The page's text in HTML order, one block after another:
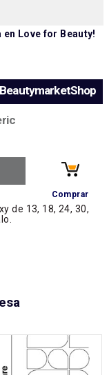
en Love for Beauty!
BeautymarketShop
Comprar
de 13, 18, 24, 30,